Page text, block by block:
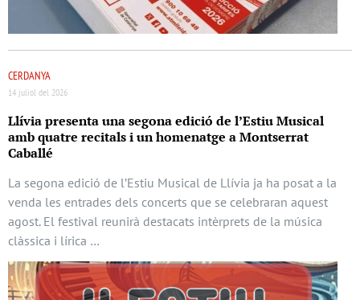
CERDANYA
14 juliol del 2026
Llívia presenta una segona edició de l’Estiu Musical
amb quatre recitals i un homenatge a Montserrat
Caballé
La segona edició de l’Estiu Musical de Llívia ja ha posat a la
venda les entrades dels concerts que se celebraran aquest
agost. El festival reunirà destacats intèrprets de la música
clàssica i lírica …